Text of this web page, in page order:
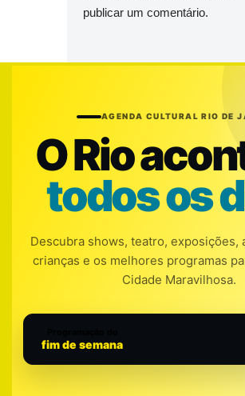
publicar um comentário.
AGENDA CULTURAL RIO DE
O Rio
todos os
Descubra shows, teatro, exposições,
crianças e os melhores programas
Cidade Maravilhosa.
fim de semana